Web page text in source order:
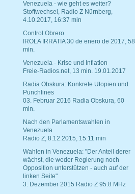
Venezuela - wie geht es weiter?
Stoffwechsel, Radio Z Nürnberg,
4.10.2017, 16:37 min
Control Obrero
IROLA IRRATIA 30 de enero de 2017, 58
min.
Venezuela - Krise und Inflation
Freie-Radios.net, 13 min. 19.01.2017
Radia Obskura: Konkrete Utopien und
Punchlines
03. Februar 2016 Radia Obskura, 60
min.
Nach den Parlamentswahlen in
Venezuela
Radio Z, 8.12.2015, 15:11 min
Wahlen in Venezuela: "Der Anteil derer
wächst, die weder Regierung noch
Opposition unterstützen - auch auf der
linken Seite"
3. Dezember 2015 Radio Z 95.8 MHz